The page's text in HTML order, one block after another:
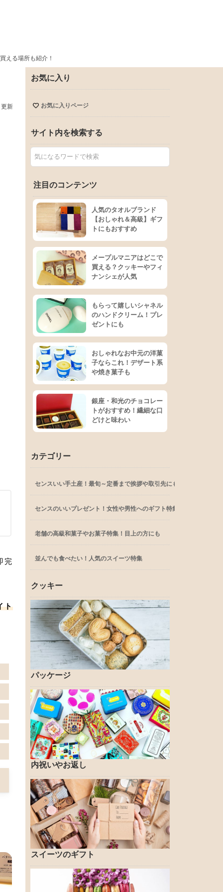
える場所も紹介！
新
完
ト
お気に入り
お気に入りページ
サイト内を検索する
注目のコンテンツ
人気のタオルブランド
【おしゃれ＆高級】ギフ
トにもおすすめ
メープルマニアはどこで
買える？クッキーやフィ
ナンシェが人気
もらって嬉しいシャネル
のハンドクリーム！プレ
ゼントにも
おしゃれなお中元の洋菓
子ならこれ！デザート系
や焼き菓子も
銀座・和光のチョコレー
トがおすすめ！繊細な口
どけと味わい
カテゴリー
センスいい手土産！最旬～定番まで挨拶や取引先にも
センスのいいプレゼント！女性や男性へのギフト特集
老舗の高級和菓子やお菓子特集！目上の方にも
並んでも食べたい！人気のスイーツ特集
クッキー
パッケージ
内祝いやお返し
スイーツのギフト